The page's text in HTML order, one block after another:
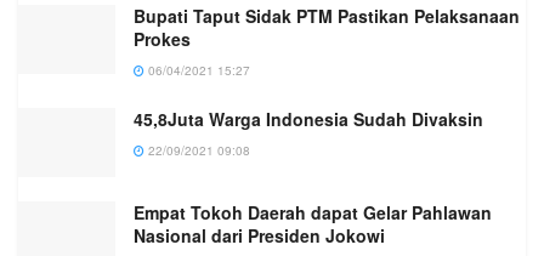
Bupati Taput Sidak PTM Pastikan Pelaksanaan
Prokes
06/04/2021 15:27
45,8Juta Warga Indonesia Sudah Divaksin
22/09/2021 09:08
Empat Tokoh Daerah dapat Gelar Pahlawan
Nasional dari Presiden Jokowi